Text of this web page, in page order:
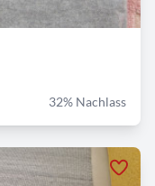
32% Nachlass